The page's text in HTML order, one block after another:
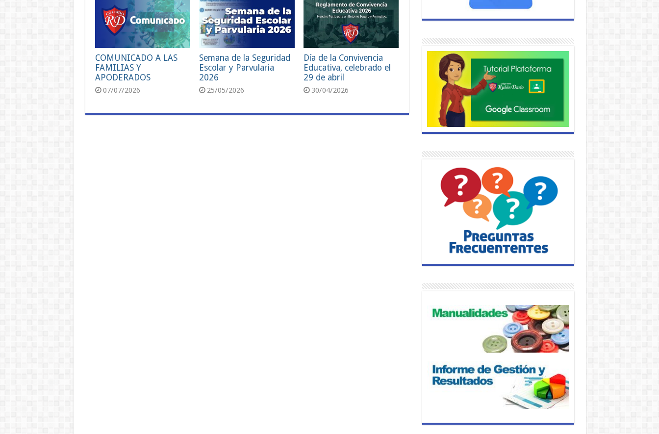
COMUNICADO A LAS
FAMILIAS Y
APODERADOS
07/07/2026
Semana de la Seguridad
Escolar y Parvularia
2026
25/05/2026
Día de la Convivencia
Educativa, celebrado el
29 de abril
30/04/2026